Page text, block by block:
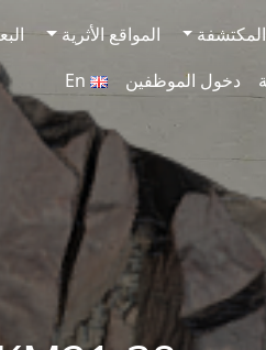
المواقع الأثرية
دخول الموظفين En